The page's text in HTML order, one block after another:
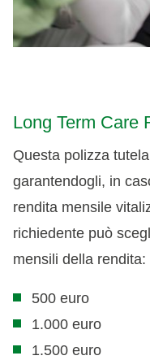
Long Term Care
Questa polizza
garantendogli, in
rendita mensile
richiedente può
mensili della rendita:
500 euro
1.000 euro
1.500 euro